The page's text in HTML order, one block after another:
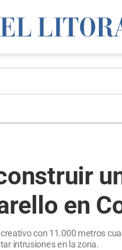
en
con 11.000 metros
intrusiones en la zona.